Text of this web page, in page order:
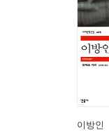
이방인